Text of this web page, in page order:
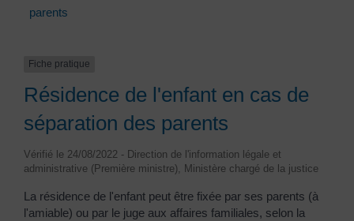
parents
Fiche pratique
Résidence de l'enfant en cas de
séparation des parents
Vérifié le 24/08/2022 - Direction de l'information légale et
administrative (Première ministre), Ministère chargé de la justice
La résidence de l'enfant peut être fixée par ses parents (à
l'amiable) ou par le juge aux affaires familiales, selon la